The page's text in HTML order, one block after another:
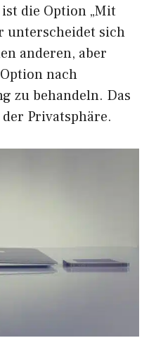
die Option „Mit
unterscheidet sich
anderen, aber
nach
zu behandeln. Das
Privatsphäre.